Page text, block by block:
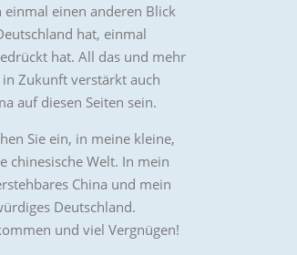
einmal einen anderen Blick
hat, einmal
hat. All das und mehr
Zukunft verstärkt auch
auf diesen Seiten sein.
Sie ein, in meine kleine,
chinesische Welt. In mein
China und mein
Deutschland.
und viel Vergnügen!